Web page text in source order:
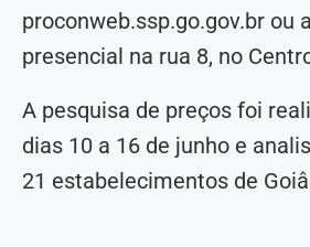
proconweb.ssp.go.gov.br ou
presencial na rua 8, no
A pesquisa de preços foi
dias 10 a 16 de junho e
21 estabelecimentos de